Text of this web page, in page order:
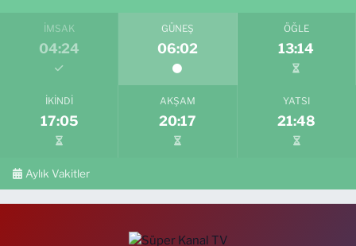
İMSAK
04:24
GÜNEŞ
06:02
ÖĞLE
13:14
İKINDI
17:05
AKŞAM
20:17
YATSI
21:48
Aylık Vakitler